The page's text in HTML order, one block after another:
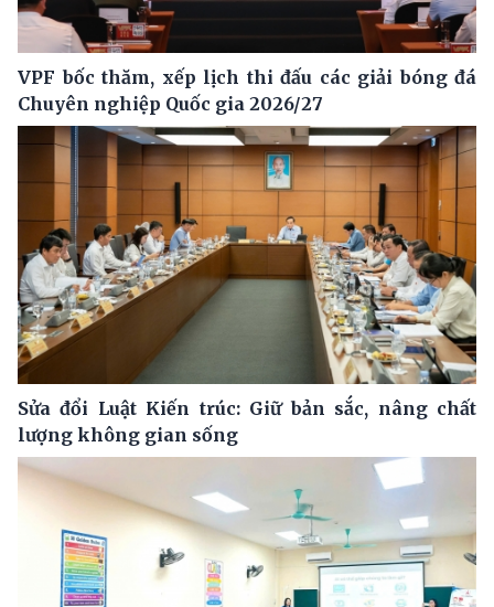
VPF bốc thăm, xếp lịch thi đấu các giải bóng đá
Chuyên nghiệp Quốc gia 2026/27
Sửa đổi Luật Kiến trúc: Giữ bản sắc, nâng chất
lượng không gian sống